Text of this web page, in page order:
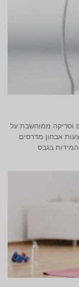
וסריקה ממוחשבת על
אבחון מדרסים
בגבס